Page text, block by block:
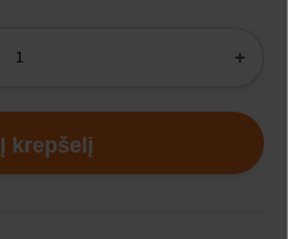
Į krepšelį